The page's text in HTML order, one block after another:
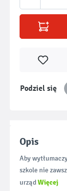
Podziel się
Opis
Aby
szkole nie
urządWięcej